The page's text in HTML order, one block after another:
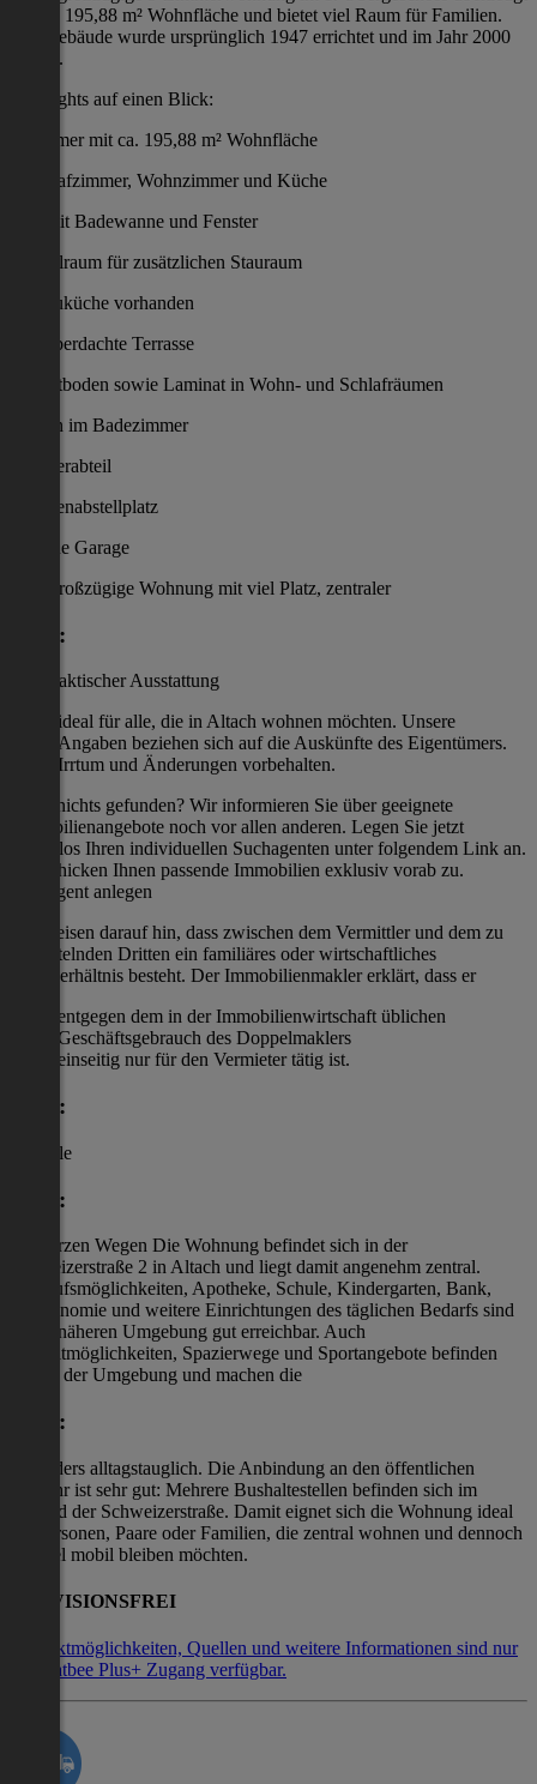
mit ca. 195,88 m² Wohnfläche und bietet viel Raum für Familien.
Das Gebäude wurde ursprünglich 1947 errichtet und im Jahr 2000
saniert.
Highlights auf einen Blick:
5 Zimmer mit ca. 195,88 m² Wohnfläche
4 Schlafzimmer, Wohnzimmer und Küche
Bad mit Badewanne und Fenster
Abstellraum für zusätzlichen Stauraum
Einbauküche vorhanden
teils überdachte Terrasse
Parkettboden sowie Laminat in Wohn- und Schlafräumen
Fliesen im Badezimmer
1 Kellerabteil
1 Außenabstellplatz
1 kleine Garage
Eine großzügige Wohnung mit viel Platz, zentraler
Lage:
und praktischer Ausstattung
ideal für alle, die in Altach wohnen möchten. Unsere
Angaben beziehen sich auf die Auskünfte des Eigentümers.
Irrtum und Änderungen vorbehalten.
Noch nichts gefunden? Wir informieren Sie über geeignete
Immobilienangebote noch vor allen anderen. Legen Sie jetzt
kostenlos Ihren individuellen Suchagenten unter folgendem Link an.
Wir schicken Ihnen passende Immobilien exklusiv vorab zu.
Suchagent anlegen
Wir weisen darauf hin, dass zwischen dem Vermittler und dem zu
vermittelnden Dritten ein familiäres oder wirtschaftliches
Naheverhältnis besteht. Der Immobilienmakler erklärt, dass er
entgegen dem in der Immobilienwirtschaft üblichen
Geschäftsgebrauch des Doppelmaklers
einseitig nur für den Vermieter tätig ist.
Lage:
Zentrale
Lage:
mit kurzen Wegen Die Wohnung befindet sich in der
Schweizerstraße 2 in Altach und liegt damit angenehm zentral.
Einkaufsmöglichkeiten, Apotheke, Schule, Kindergarten, Bank,
Gastronomie und weitere Einrichtungen des täglichen Bedarfs sind
in der näheren Umgebung gut erreichbar. Auch
Freizeitmöglichkeiten, Spazierwege und Sportangebote befinden
sich in der Umgebung und machen die
Lage:
besonders alltagstauglich. Die Anbindung an den öffentlichen
Verkehr ist sehr gut: Mehrere Bushaltestellen befinden sich im
Umfeld der Schweizerstraße. Damit eignet sich die Wohnung ideal
für Personen, Paare oder Familien, die zentral wohnen und dennoch
flexibel mobil bleiben möchten.
PROVISIONSFREI
Kontaktmöglichkeiten, Quellen und weitere Informationen sind nur
mit Flatbee Plus+ Zugang verfügbar.